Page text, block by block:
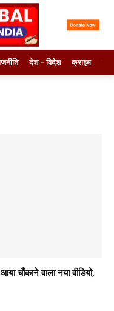
देश – विदेश क्राइम
वाला नया वीडियो,